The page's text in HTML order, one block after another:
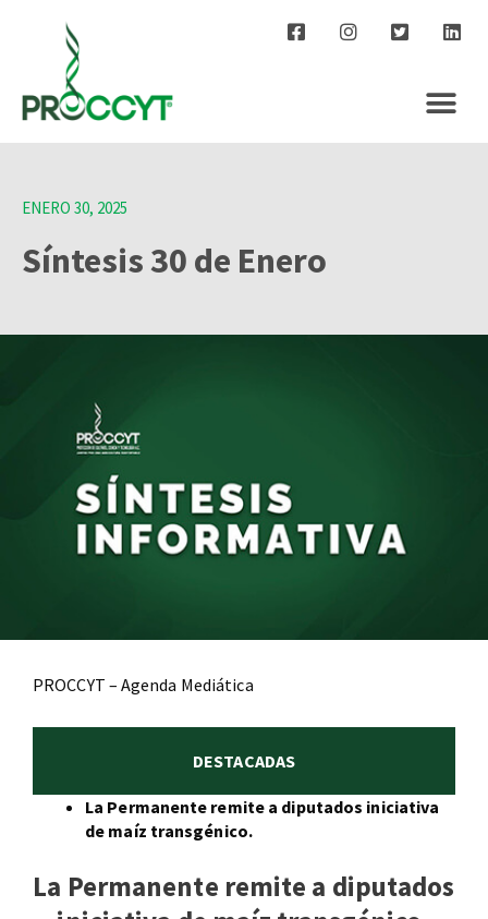
ENERO 30, 2025
Síntesis 30 de Enero
PROCCYT – Agenda Mediática
DESTACADAS
La Permanente remite a diputados iniciativa
de maíz transgénico.
La Permanente remite a diputados